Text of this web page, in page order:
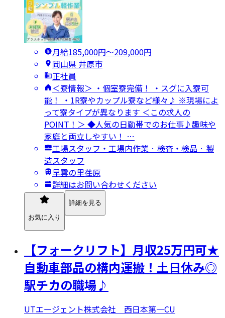
月給185,000円〜209,000円
岡山県 井原市
正社員
＜寮情報＞ ・個室寮完備！ ・スグに入寮可
能！ ・1R寮やカップル寮など様々♪ ※現場によ
って寮タイプが異なります ＜この求人の
POINT！＞ ◆人気の日勤帯でのお仕事♪趣味や
家庭と両立しやすい！ …
工場スタッフ・工場内作業 · 検査・検品 · 製
造スタッフ
早雲の里荏原
詳細はお問い合わせください
お気に入り
詳細を見る
【フォークリフト】月収25万円可★
自動車部品の構内運搬！土日休み◎
駅チカの職場♪
UTエージェント株式会社 西日本第一CU